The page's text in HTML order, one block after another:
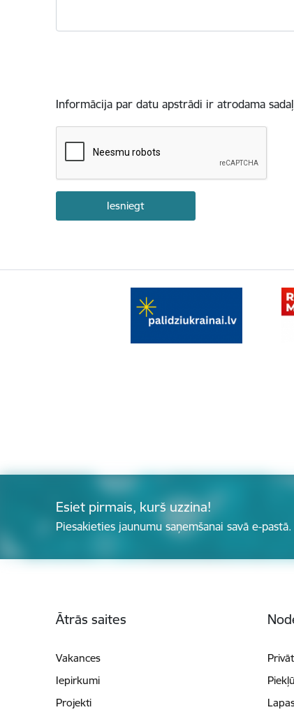
Informācija par datu apstrādi ir atrodama
Esiet pirmais, kurš uzzina!
Piesakieties jaunumu saņemšanai savā e-pastā.
Ātrās saites
Vakances
Iepirkumi
Projekti